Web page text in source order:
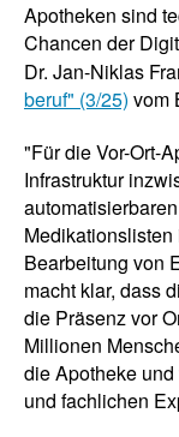
Apotheken sind
Chancen der
Dr. Jan-Niklas
beruf" (3/25) vom
"Für die Vor-Ort-
Infrastruktur
Bearbeitung von
macht klar, dass
die Präsenz vor
Millionen
die Apotheke
und fachlichen